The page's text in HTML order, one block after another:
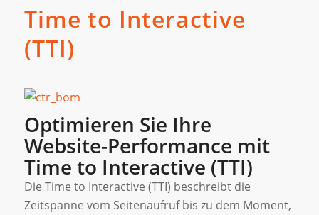
Time to Interactive
(TTI)
Optimieren Sie Ihre
Website-Performance mit
Time to Interactive (TTI)
Die Time to Interactive (TTI) beschreibt die
Zeitspanne vom Seitenaufruf bis zu dem Moment,